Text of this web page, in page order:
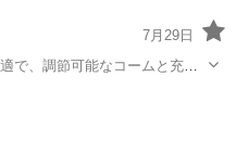
7月29日
で、調節可能なコームと充電